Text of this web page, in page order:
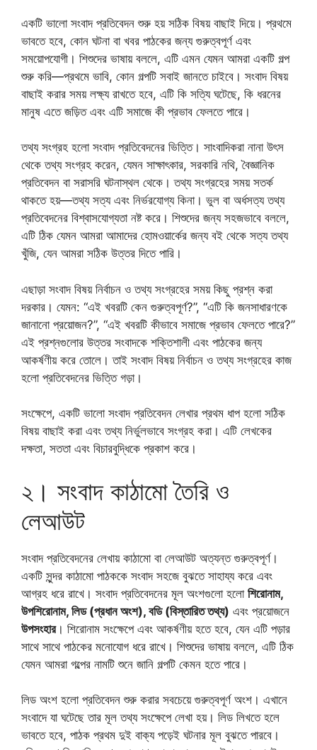
একটি ভালো সংবাদ প্রতিবেদন শুরু হয় সঠিক বিষয় বাছাই দিয়ে। প্রথমে
ভাবতে হবে, কোন ঘটনা বা খবর পাঠকের জন্য গুরুত্বপূর্ণ এবং
সময়োপযোগী। শিশুদের ভাষায় বললে, এটি এমন যেমন আমরা একটি গল্প
শুরু করি—প্রথমে ভাবি, কোন গল্পটি সবাই জানতে চাইবে। সংবাদ বিষয়
বাছাই করার সময় লক্ষ্য রাখতে হবে, এটি কি সত্যি ঘটেছে, কি ধরনের
মানুষ এতে জড়িত এবং এটি সমাজে কী প্রভাব ফেলতে পারে।
তথ্য সংগ্রহ হলো সংবাদ প্রতিবেদনের ভিত্তি। সাংবাদিকরা নানা উৎস
থেকে তথ্য সংগ্রহ করেন, যেমন সাক্ষাৎকার, সরকারি নথি, বৈজ্ঞানিক
প্রতিবেদন বা সরাসরি ঘটনাস্থল থেকে। তথ্য সংগ্রহের সময় সতর্ক
থাকতে হয়—তথ্য সত্য এবং নির্ভরযোগ্য কিনা। ভুল বা অর্ধসত্য তথ্য
প্রতিবেদনের বিশ্বাসযোগ্যতা নষ্ট করে। শিশুদের জন্য সহজভাবে বললে,
এটি ঠিক যেমন আমরা আমাদের হোমওয়ার্কের জন্য বই থেকে সত্য তথ্য
খুঁজি, যেন আমরা সঠিক উত্তর দিতে পারি।
এছাড়া সংবাদ বিষয় নির্বাচন ও তথ্য সংগ্রহের সময় কিছু প্রশ্ন করা
দরকার। যেমন: “এই খবরটি কেন গুরুত্বপূর্ণ?”, “এটি কি জনসাধারণকে
জানানো প্রয়োজন?”, “এই খবরটি কীভাবে সমাজে প্রভাব ফেলতে পারে?”
এই প্রশ্নগুলোর উত্তর সংবাদকে শক্তিশালী এবং পাঠকের জন্য
আকর্ষণীয় করে তোলে। তাই সংবাদ বিষয় নির্বাচন ও তথ্য সংগ্রহের কাজ
হলো প্রতিবেদনের ভিত্তি গড়া।
সংক্ষেপে, একটি ভালো সংবাদ প্রতিবেদন লেখার প্রথম ধাপ হলো সঠিক
বিষয় বাছাই করা এবং তথ্য নির্ভুলভাবে সংগ্রহ করা। এটি লেখকের
দক্ষতা, সততা এবং বিচারবুদ্ধিকে প্রকাশ করে।
২। সংবাদ কাঠামো তৈরি ও
লেআউট
সংবাদ প্রতিবেদনের লেখায় কাঠামো বা লেআউট অত্যন্ত গুরুত্বপূর্ণ।
একটি সুন্দর কাঠামো পাঠককে সংবাদ সহজে বুঝতে সাহায্য করে এবং
আগ্রহ ধরে রাখে। সংবাদ প্রতিবেদনের মূল অংশগুলো হলো শিরোনাম,
উপশিরোনাম, লিড (প্রধান অংশ), বডি (বিস্তারিত তথ্য) এবং প্রয়োজনে
উপসংহার। শিরোনাম সংক্ষেপে এবং আকর্ষণীয় হতে হবে, যেন এটি পড়ার
সাথে সাথে পাঠকের মনোযোগ ধরে রাখে। শিশুদের ভাষায় বললে, এটি ঠিক
যেমন আমরা গল্পের নামটি শুনে জানি গল্পটি কেমন হতে পারে।
লিড অংশ হলো প্রতিবেদন শুরু করার সবচেয়ে গুরুত্বপূর্ণ অংশ। এখানে
সংবাদে যা ঘটেছে তার মূল তথ্য সংক্ষেপে লেখা হয়। লিড লিখতে হলে
ভাবতে হবে, পাঠক প্রথম দুই বাক্য পড়েই ঘটনার মূল বুঝতে পারবে।